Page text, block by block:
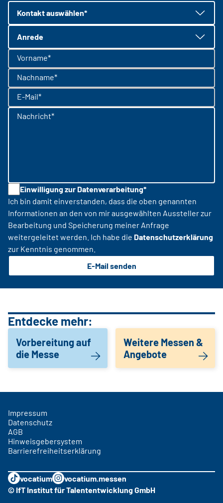
Kontakt auswählen*
Anrede
Vorname*
Nachname*
E-Mail*
Nachricht*
Einwilligung zur Datenverarbeitung*
Ich bin damit einverstanden, dass die oben genannten
Informationen an den von mir ausgewählten Aussteller zur
Bearbeitung und Speicherung meiner Anfrage
weitergeleitet werden. Ich habe die Datenschutzerklärung
zur Kenntnis genommen.
E-Mail senden
Entdecke mehr:
Vorbereitung auf
die Messe
Weitere Messen &
Angebote
Impressum
Datenschutz
AGB
Hinweisgebersystem
Barrierefreiheitserklärung
vocatium
vocatium.messen
© IfT Institut für Talententwicklung GmbH